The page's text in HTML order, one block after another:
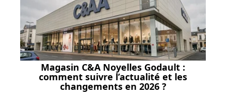
Magasin C&A Noyelles Godault :
comment suivre l’actualité et les
changements en 2026 ?